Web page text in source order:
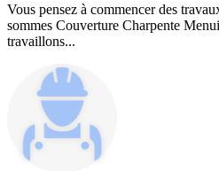
Vous pensez à commencer des
sommes Couverture Charpente
travaillons...